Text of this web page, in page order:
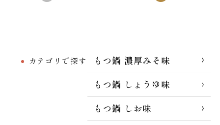
カテゴリで探す
もつ鍋 濃厚みそ味
もつ鍋 しょうゆ味
もつ鍋 しお味